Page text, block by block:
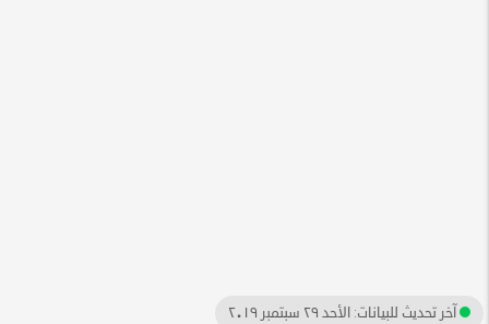
آخر تحديث للبيانات: الأحد ٢٩ سبتمبر ٢٠١٩